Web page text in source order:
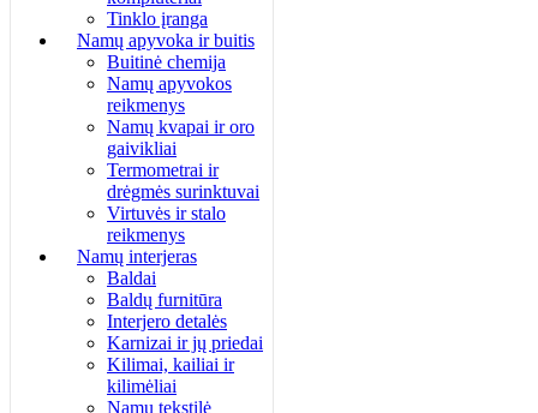
Tinklo įranga
Namų apyvoka ir buitis
Buitinė chemija
Namų apyvokos
reikmenys
Namų kvapai ir oro
gaivikliai
Termometrai ir
drėgmės surinktuvai
Virtuvės ir stalo
reikmenys
Namų interjeras
Baldai
Baldų furnitūra
Interjero detalės
Karnizai ir jų priedai
Kilimai, kailiai ir
kilimėliai
Namų tekstilė